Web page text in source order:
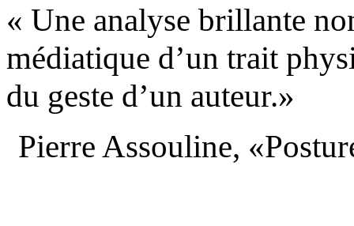
« Une analyse brillante
médiatique d’un trait
du geste d’un auteur.»
Pierre Assouline,